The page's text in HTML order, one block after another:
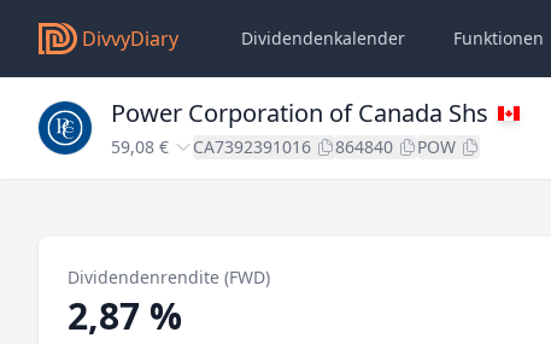
DivvyDiary Dividendenkalender Funktionen
Power Corporation of Canada Shs
59,08 € CA7392391016 864840 POW
Dividendenrendite (FWD)
2,87 %